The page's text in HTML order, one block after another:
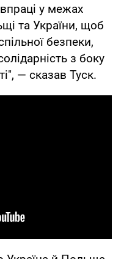
у межах
та України, щоб
безпеки,
з боку
— сказав Туск.